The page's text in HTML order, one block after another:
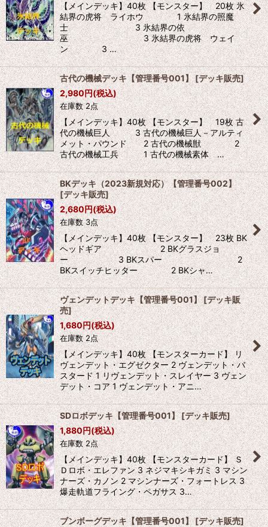
【メインデッキ】40枚 【モンスター】 20枚 氷
結界の虎将 ライホウ 1 氷結界の照魔
士 3 氷結界の依
巫 3 氷結界の虎将 ウェイ
ン 3 …
古代の機械デッキ【管理番号001】[デッキ販売]
2,980円(税込)
在庫数 2点
【メインデッキ】40枚 【モンスター】 19枚 古
代の機械巨人 3 古代の機械巨人－アルティ
メット・パウンド 2 古代の機械獣 2
古代の機械工兵 1 古代の機械素体 …
BKデッキ（2023新規対応）【管理番号002】
[デッキ販売]
2,680円(税込)
在庫数 3点
【メインデッキ】40枚 【モンスター】 23枚 BK
ヘッドギア 2 BKグラスジョ
ー 3 BKスパー 2
BKスイッチヒッター 2 BKシャ…
ヴェンデットデッキ【管理番号001】 [デッキ販
売]
1,680円(税込)
在庫数 2点
【メインデッキ】40枚 【モンスターカード】 リ
ヴェンデット・エグゼクター 2 ヴェンデット・バ
スタード 1 リヴェンデット・スレイヤー 3 ヴェン
デット・コア 1 ヴェンデット・アニ…
SDロボデッキ【管理番号001】[デッキ販売]
1,880円(税込)
在庫数 2点
【メインデッキ】40枚 【モンスターカード】 Ｓ
Ｄロボ・エレファン 3 ネジマキシキガミ 3 マシン
ナーズ・カノン 2 マシンナーズ・フォートレス 3
爆走軌道フライング・ペガサス 3…
ブンボーグデッキ【管理番号001】[デッキ販売]